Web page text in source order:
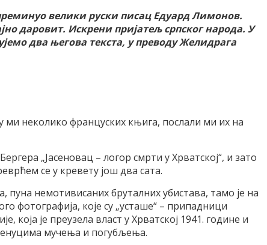
велики руски писац Едуард Лимонов.
даровит. Искрени пријатељ српског народа. У
два његова текста, у преводу Желидрага
ми неколико француских књига, послали ми их на
„Јасеновац – логор смрти у Хрватској“, и зато
се у кревету још два сата.
пуна немотивисаних бруталних убистава, тамо је на
фотографија, које су „усташе“ – припадници
која је преузела власт у Хрватској 1941. године и
мучења и погубљења.